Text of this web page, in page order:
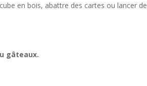
en bois, abattre des cartes ou lancer
gâteaux.